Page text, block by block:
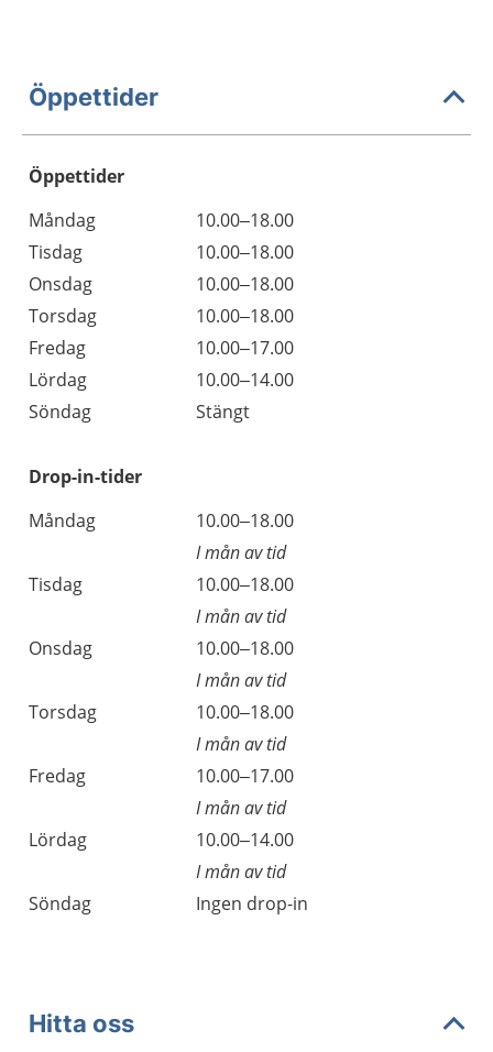
Öppettider
Öppettider
Dag
Öppettider
Kommentarer
Måndag
10.00–18.00
Tisdag
10.00–18.00
Onsdag
10.00–18.00
Torsdag
10.00–18.00
Fredag
10.00–17.00
Lördag
10.00–14.00
Söndag
Stängt
Drop-in-tider
Måndag
10.00–18.00
I mån av tid
Tisdag
10.00–18.00
I mån av tid
Onsdag
10.00–18.00
I mån av tid
Torsdag
10.00–18.00
I mån av tid
Fredag
10.00–17.00
I mån av tid
Lördag
10.00–14.00
I mån av tid
Söndag
Ingen drop-in
Hitta oss